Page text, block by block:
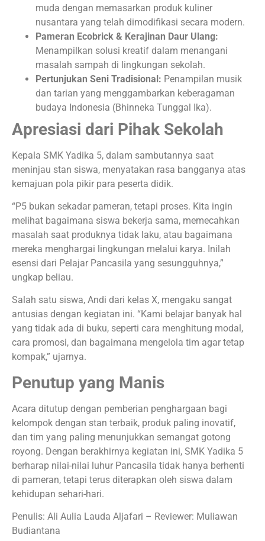
muda dengan memasarkan produk kuliner
nusantara yang telah dimodifikasi secara modern.
Pameran Ecobrick & Kerajinan Daur Ulang:
Menampilkan solusi kreatif dalam menangani
masalah sampah di lingkungan sekolah.
Pertunjukan Seni Tradisional: Penampilan musik
dan tarian yang menggambarkan keberagaman
budaya Indonesia (Bhinneka Tunggal Ika).
Apresiasi dari Pihak Sekolah
Kepala SMK Yadika 5, dalam sambutannya saat
meninjau stan siswa, menyatakan rasa bangganya atas
kemajuan pola pikir para peserta didik.
“P5 bukan sekadar pameran, tetapi proses. Kita ingin
melihat bagaimana siswa bekerja sama, memecahkan
masalah saat produknya tidak laku, atau bagaimana
mereka menghargai lingkungan melalui karya. Inilah
esensi dari Pelajar Pancasila yang sesungguhnya,”
ungkap beliau.
Salah satu siswa, Andi dari kelas X, mengaku sangat
antusias dengan kegiatan ini. “Kami belajar banyak hal
yang tidak ada di buku, seperti cara menghitung modal,
cara promosi, dan bagaimana mengelola tim agar tetap
kompak,” ujarnya.
Penutup yang Manis
Acara ditutup dengan pemberian penghargaan bagi
kelompok dengan stan terbaik, produk paling inovatif,
dan tim yang paling menunjukkan semangat gotong
royong. Dengan berakhirnya kegiatan ini, SMK Yadika 5
berharap nilai-nilai luhur Pancasila tidak hanya berhenti
di pameran, tetapi terus diterapkan oleh siswa dalam
kehidupan sehari-hari.
Penulis: Ali Aulia Lauda Aljafari – Reviewer: Muliawan
Budiantana